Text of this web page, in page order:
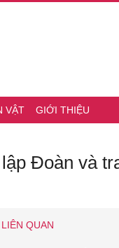
VẬT GIỚI THIỆU
Đoàn và
QUAN